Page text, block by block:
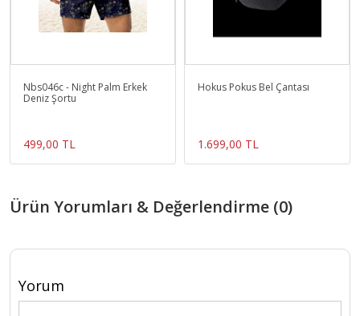
Nbs046c - Night Palm Erkek
Deniz Şortu
499,00 TL
Hokus Pokus Bel Çantası
1.699,00 TL
Ürün Yorumları & Değerlendirme (0)
Yorum